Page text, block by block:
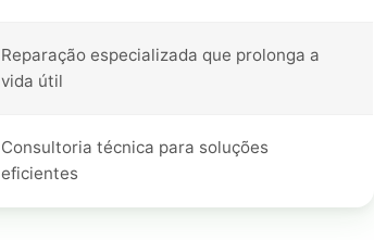
Reparação especializada que prolonga a
vida útil
Consultoria técnica para soluções
eficientes